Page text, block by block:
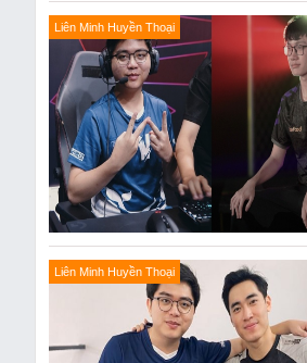
Liên Minh Huyền Thoại
Liên Minh Huyền Thoại